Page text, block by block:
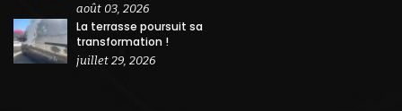
août 03, 2026
La terrasse poursuit sa
transformation !
juillet 29, 2026